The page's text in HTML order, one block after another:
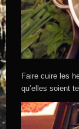
Faire cuire les
qu’elles soient